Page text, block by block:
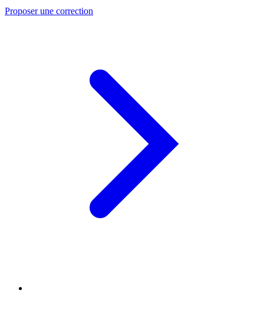
Proposer une correction